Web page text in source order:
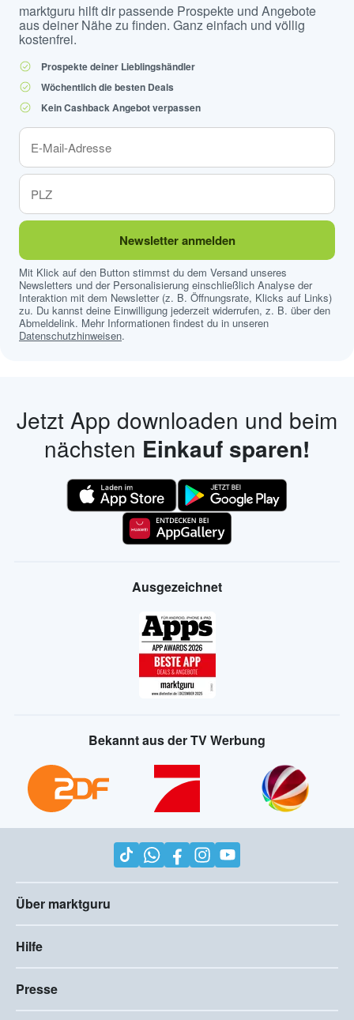
marktguru hilft dir passende Prospekte und Angebote
aus deiner Nähe zu finden. Ganz einfach und völlig
kostenfrei.
Prospekte deiner Lieblingshändler
Wöchentlich die besten Deals
Kein Cashback Angebot verpassen
Newsletter anmelden
Mit Klick auf den Button stimmst du dem Versand unseres
Newsletters und der Personalisierung einschließlich Analyse der
Interaktion mit dem Newsletter (z. B. Öffnungsrate, Klicks auf Links)
zu. Du kannst deine Einwilligung jederzeit widerrufen, z. B. über den
Abmeldelink. Mehr Informationen findest du in unseren
Datenschutzhinweisen.
Jetzt App downloaden und beim
nächsten Einkauf sparen!
Ausgezeichnet
Bekannt aus der TV Werbung
Über marktguru
Hilfe
Presse